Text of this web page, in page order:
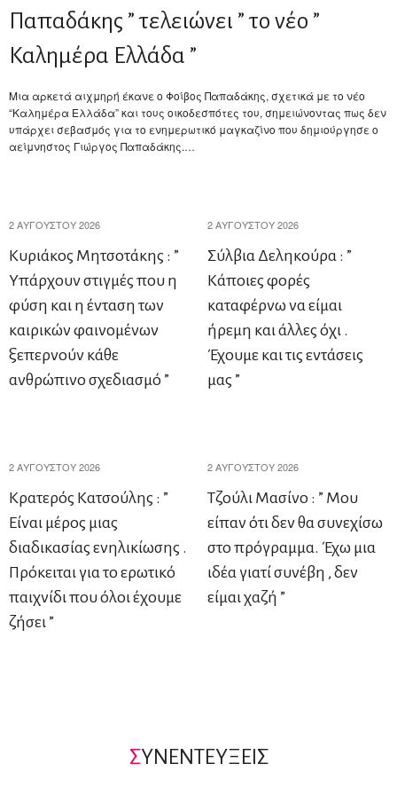
Παπαδάκης ” τελειώνει ” το νέο ”
Καλημέρα Ελλάδα ”
Μια αρκετά αιχμηρή έκανε ο Φοίβος Παπαδάκης, σχετικά με το νέο
“Καλημέρα Ελλάδα” και τους οικοδεσπότες του, σημειώνοντας πως δεν
υπάρχει σεβασμός για το ενημερωτικό μαγκαζίνο που δημιούργησε ο
αείμνηστος Γιώργος Παπαδάκης.…
2 ΑΥΓΟΎΣΤΟΥ 2026
Κυριάκος Μητσοτάκης : ”
Υπάρχουν στιγμές που η
φύση και η ένταση των
καιρικών φαινομένων
ξεπερνούν κάθε
ανθρώπινο σχεδιασμό ”
2 ΑΥΓΟΎΣΤΟΥ 2026
Σύλβια Δεληκούρα : ”
Κάποιες φορές
καταφέρνω να είμαι
ήρεμη και άλλες όχι .
Έχουμε και τις εντάσεις
μας ”
2 ΑΥΓΟΎΣΤΟΥ 2026
Κρατερός Κατσούλης : ”
Είναι μέρος μιας
διαδικασίας ενηλικίωσης .
Πρόκειται για το ερωτικό
παιχνίδι που όλοι έχουμε
ζήσει ”
2 ΑΥΓΟΎΣΤΟΥ 2026
Tζούλι Μασίνο : ” Μου
είπαν ότι δεν θα συνεχίσω
στο πρόγραμμα. Έχω μια
ιδέα γιατί συνέβη , δεν
είμαι χαζή ”
ΣΥΝΕΝΤΕΥΞΕΙΣ